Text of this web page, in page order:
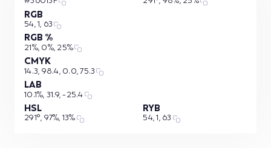
RGB
54, 1, 63
RGB %
21%, 0%, 25%
CMYK
14.3, 98.4, 0.0, 75.3
LAB
10.1%, 31.9, -25.4
HSL
291°, 97%, 13%
RYB
54, 1, 63